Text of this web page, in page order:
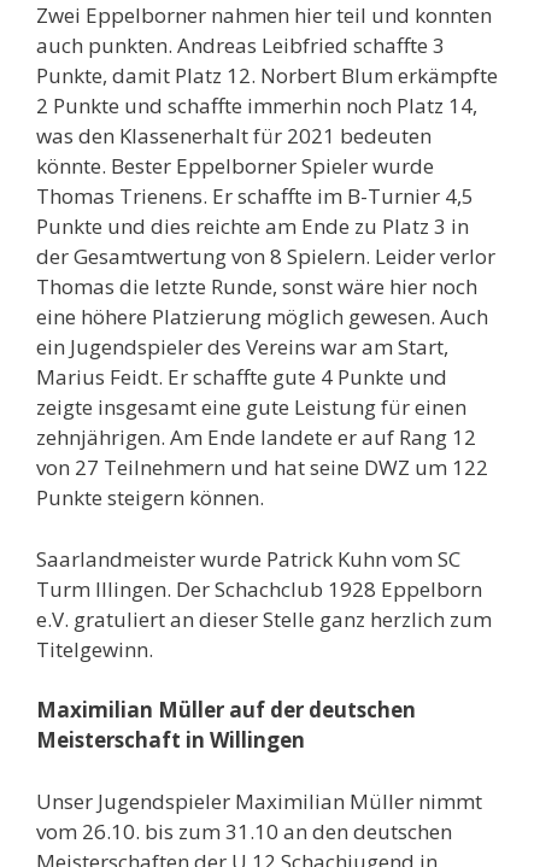
Zwei Eppelborner nahmen hier teil und konnten
auch punkten. Andreas Leibfried schaffte 3
Punkte, damit Platz 12. Norbert Blum erkämpfte
2 Punkte und schaffte immerhin noch Platz 14,
was den Klassenerhalt für 2021 bedeuten
könnte. Bester Eppelborner Spieler wurde
Thomas Trienens. Er schaffte im B-Turnier 4,5
Punkte und dies reichte am Ende zu Platz 3 in
der Gesamtwertung von 8 Spielern. Leider verlor
Thomas die letzte Runde, sonst wäre hier noch
eine höhere Platzierung möglich gewesen. Auch
ein Jugendspieler des Vereins war am Start,
Marius Feidt. Er schaffte gute 4 Punkte und
zeigte insgesamt eine gute Leistung für einen
zehnjährigen. Am Ende landete er auf Rang 12
von 27 Teilnehmern und hat seine DWZ um 122
Punkte steigern können.
Saarlandmeister wurde Patrick Kuhn vom SC
Turm Illingen. Der Schachclub 1928 Eppelborn
e.V. gratuliert an dieser Stelle ganz herzlich zum
Titelgewinn.
Maximilian Müller auf der deutschen
Meisterschaft in Willingen
Unser Jugendspieler Maximilian Müller nimmt
vom 26.10. bis zum 31.10 an den deutschen
Meisterschaften der U 12 Schachjugend in